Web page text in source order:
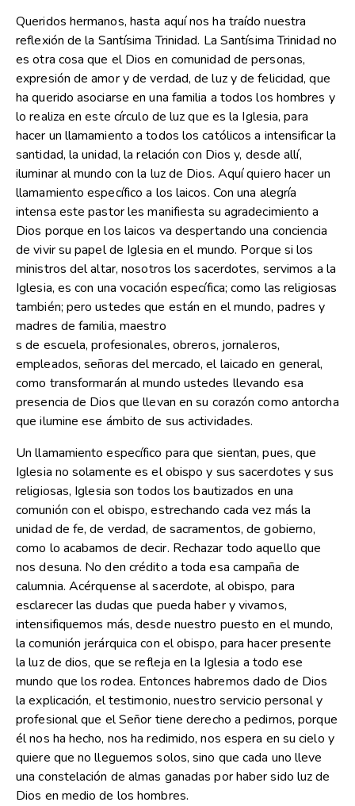
Queridos hermanos, hasta aquí nos ha traído nuestra
reflexión de la Santísima Trinidad. La Santísima Trinidad no
es otra cosa que el Dios en comunidad de personas,
expresión de amor y de verdad, de luz y de felicidad, que
ha querido asociarse en una familia a todos los hombres y
lo realiza en este círculo de luz que es la Iglesia, para
hacer un llamamiento a todos los católicos a intensificar la
santidad, la unidad, la relación con Dios y, desde allí,
iluminar al mundo con la luz de Dios. Aquí quiero hacer un
llamamiento específico a los laicos. Con una alegría
intensa este pastor les manifiesta su agradecimiento a
Dios porque en los laicos va despertando una conciencia
de vivir su papel de Iglesia en el mundo. Porque si los
ministros del altar, nosotros los sacerdotes, servimos a la
Iglesia, es con una vocación específica; como las religiosas
también; pero ustedes que están en el mundo, padres y
madres de familia, maestro
s de escuela, profesionales, obreros, jornaleros,
empleados, señoras del mercado, el laicado en general,
como transformarán al mundo ustedes llevando esa
presencia de Dios que llevan en su corazón como antorcha
que ilumine ese ámbito de sus actividades.
Un llamamiento específico para que sientan, pues, que
Iglesia no solamente es el obispo y sus sacerdotes y sus
religiosas, Iglesia son todos los bautizados en una
comunión con el obispo, estrechando cada vez más la
unidad de fe, de verdad, de sacramentos, de gobierno,
como lo acabamos de decir. Rechazar todo aquello que
nos desuna. No den crédito a toda esa campaña de
calumnia. Acérquense al sacerdote, al obispo, para
esclarecer las dudas que pueda haber y vivamos,
intensifiquemos más, desde nuestro puesto en el mundo,
la comunión jerárquica con el obispo, para hacer presente
la luz de dios, que se refleja en la Iglesia a todo ese
mundo que los rodea. Entonces habremos dado de Dios
la explicación, el testimonio, nuestro servicio personal y
profesional que el Señor tiene derecho a pedirnos, porque
él nos ha hecho, nos ha redimido, nos espera en su cielo y
quiere que no lleguemos solos, sino que cada uno lleve
una constelación de almas ganadas por haber sido luz de
Dios en medio de los hombres.